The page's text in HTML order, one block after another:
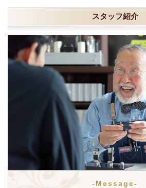
スタッフ紹介
-Message-